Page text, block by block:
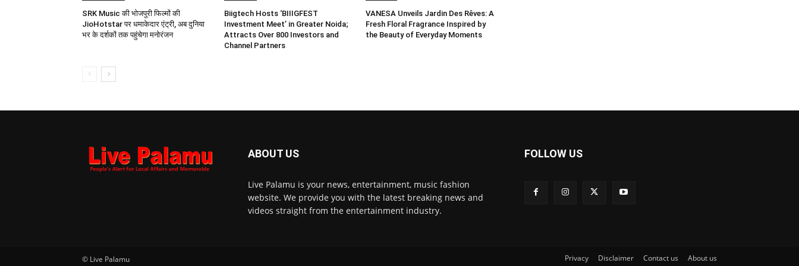
SRK Music की भोजपुरी फिल्मों की
JioHotstar पर धमाकेदार एंट्री, अब दुनिया
भर के दर्शकों तक पहुंचेगा मनोरंजन
Biigtech Hosts ‘BIIIGFEST
Investment Meet’ in Greater Noida;
Attracts Over 800 Investors and
Channel Partners
VANESA Unveils Jardin Des Rêves: A
Fresh Floral Fragrance Inspired by
the Beauty of Everyday Moments
ABOUT US
Live Palamu is your news, entertainment, music fashion
website. We provide you with the latest breaking news and
videos straight from the entertainment industry.
FOLLOW US
© Live Palamu Privacy Disclaimer Contact us About us